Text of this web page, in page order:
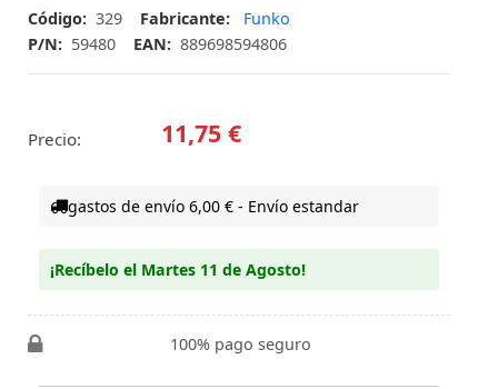
Código: 329 Fabricante:
Funko
P/N: 59480 EAN: 889698594806
Precio: 11,75 €
gastos de envío 6,00 € - Envío estandar
¡Recíbelo el Martes 11 de Agosto!
100% pago seguro